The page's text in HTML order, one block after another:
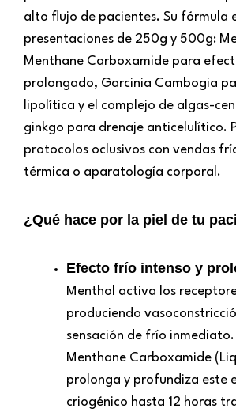
alto flujo de pacientes. Su fórmula
presentaciones de 250g y 500g:
Menthane Carboxamide para
prolongado, Garcinia Cambogia
lipolítica y el complejo de algas-
ginkgo para drenaje anticelulítico.
protocolos oclusivos con vendas
térmica o aparatología corporal.
¿Qué hace por la piel de tu
Efecto frío intenso y
Menthol activa los
produciendo
sensación de frío inmediato.
Menthane Carboxamide
prolonga y profundiza este
criogénico hasta 12 horas